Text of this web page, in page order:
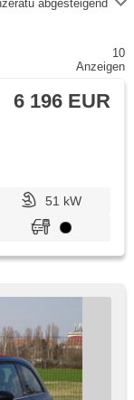
abgesteigend
10
Anzeigen
6 196 EUR
51 kW